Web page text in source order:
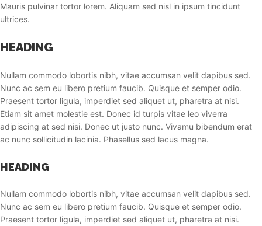
Mauris pulvinar tortor lorem. Aliquam sed nisl in ipsum tincidunt
ultrices.
HEADING
Nullam commodo lobortis nibh, vitae accumsan velit dapibus sed.
Nunc ac sem eu libero pretium faucib. Quisque et semper odio.
Praesent tortor ligula, imperdiet sed aliquet ut, pharetra at nisi.
Etiam sit amet molestie est. Donec id turpis vitae leo viverra
adipiscing at sed nisi. Donec ut justo nunc. Vivamu bibendum erat
ac nunc sollicitudin lacinia. Phasellus sed lacus magna.
HEADING
Nullam commodo lobortis nibh, vitae accumsan velit dapibus sed.
Nunc ac sem eu libero pretium faucib. Quisque et semper odio.
Praesent tortor ligula, imperdiet sed aliquet ut, pharetra at nisi.